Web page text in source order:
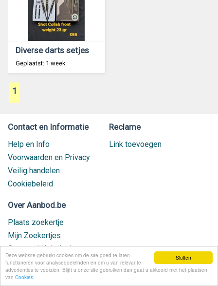
Sluiten
Deze website gebruikt cookies om de site goed te laten
functioneren voor analysedoeleinden en om u van relevante
advertenties te voorzien. Blijft u onze site gebruiken dan gaat u akkoord met het plaatsen
van Cookies
Diverse darts setjes
Geplaatst: 1 week
1
Contact en Informatie
Help en Info
Voorwaarden en Privacy
Veilig handelen
Cookiebeleid
Reclame
Link toevoegen
Over Aanbod.be
Plaats zoekertje
Mijn Zoekertjes
Contact / Helpdesk
Nieuw geplaatst